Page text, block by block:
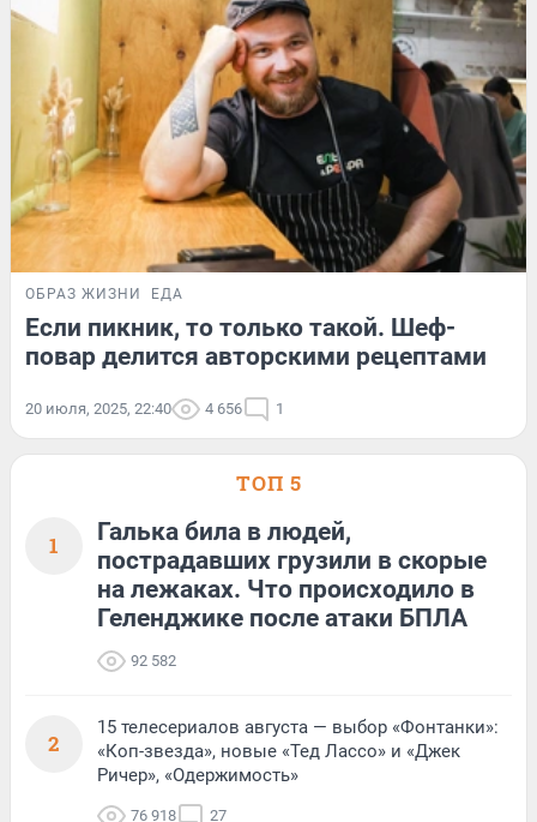
ОБРАЗ ЖИЗНИ ЕДА
Если пикник, то только такой. Шеф-
повар делится авторскими рецептами
20 июля, 2025, 22:40 4 656 1
ТОП 5
1
Галька била в людей,
пострадавших грузили в скорые
на лежаках. Что происходило в
Геленджике после атаки БПЛА
92 582
2
15 телесериалов августа — выбор «Фонтанки»:
«Коп-звезда», новые «Тед Лассо» и «Джек
Ричер», «Одержимость»
76 918 27